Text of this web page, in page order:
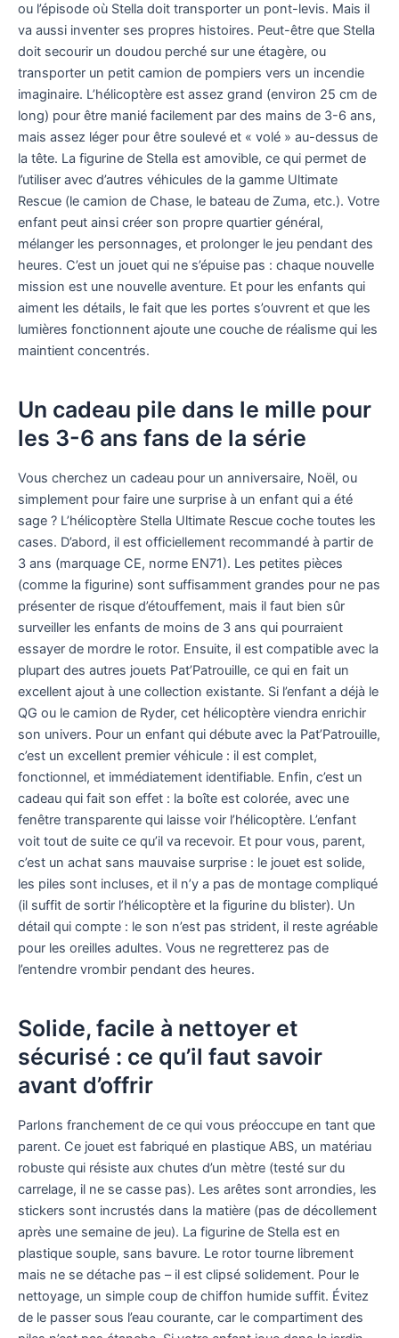
ou l’épisode où Stella doit transporter un pont-levis. Mais il
va aussi inventer ses propres histoires. Peut-être que Stella
doit secourir un doudou perché sur une étagère, ou
transporter un petit camion de pompiers vers un incendie
imaginaire. L’hélicoptère est assez grand (environ 25 cm de
long) pour être manié facilement par des mains de 3-6 ans,
mais assez léger pour être soulevé et « volé » au-dessus de
la tête. La figurine de Stella est amovible, ce qui permet de
l’utiliser avec d’autres véhicules de la gamme Ultimate
Rescue (le camion de Chase, le bateau de Zuma, etc.). Votre
enfant peut ainsi créer son propre quartier général,
mélanger les personnages, et prolonger le jeu pendant des
heures. C’est un jouet qui ne s’épuise pas : chaque nouvelle
mission est une nouvelle aventure. Et pour les enfants qui
aiment les détails, le fait que les portes s’ouvrent et que les
lumières fonctionnent ajoute une couche de réalisme qui les
maintient concentrés.
Un cadeau pile dans le mille pour
les 3-6 ans fans de la série
Vous cherchez un cadeau pour un anniversaire, Noël, ou
simplement pour faire une surprise à un enfant qui a été
sage ? L’hélicoptère Stella Ultimate Rescue coche toutes les
cases. D’abord, il est officiellement recommandé à partir de
3 ans (marquage CE, norme EN71). Les petites pièces
(comme la figurine) sont suffisamment grandes pour ne pas
présenter de risque d’étouffement, mais il faut bien sûr
surveiller les enfants de moins de 3 ans qui pourraient
essayer de mordre le rotor. Ensuite, il est compatible avec la
plupart des autres jouets Pat’Patrouille, ce qui en fait un
excellent ajout à une collection existante. Si l’enfant a déjà le
QG ou le camion de Ryder, cet hélicoptère viendra enrichir
son univers. Pour un enfant qui débute avec la Pat’Patrouille,
c’est un excellent premier véhicule : il est complet,
fonctionnel, et immédiatement identifiable. Enfin, c’est un
cadeau qui fait son effet : la boîte est colorée, avec une
fenêtre transparente qui laisse voir l’hélicoptère. L’enfant
voit tout de suite ce qu’il va recevoir. Et pour vous, parent,
c’est un achat sans mauvaise surprise : le jouet est solide,
les piles sont incluses, et il n’y a pas de montage compliqué
(il suffit de sortir l’hélicoptère et la figurine du blister). Un
détail qui compte : le son n’est pas strident, il reste agréable
pour les oreilles adultes. Vous ne regretterez pas de
l’entendre vrombir pendant des heures.
Solide, facile à nettoyer et
sécurisé : ce qu’il faut savoir
avant d’offrir
Parlons franchement de ce qui vous préoccupe en tant que
parent. Ce jouet est fabriqué en plastique ABS, un matériau
robuste qui résiste aux chutes d’un mètre (testé sur du
carrelage, il ne se casse pas). Les arêtes sont arrondies, les
stickers sont incrustés dans la matière (pas de décollement
après une semaine de jeu). La figurine de Stella est en
plastique souple, sans bavure. Le rotor tourne librement
mais ne se détache pas – il est clipsé solidement. Pour le
nettoyage, un simple coup de chiffon humide suffit. Évitez
de le passer sous l’eau courante, car le compartiment des